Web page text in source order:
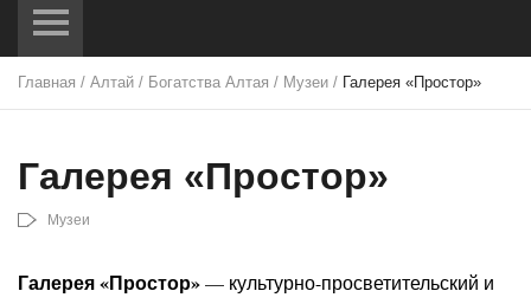
Главная / Алтай / Богатства Алтая / Музеи / Галерея «Простор»
Галерея «Простор»
Музеи
Галерея «Простор»— культурно-просветительский и